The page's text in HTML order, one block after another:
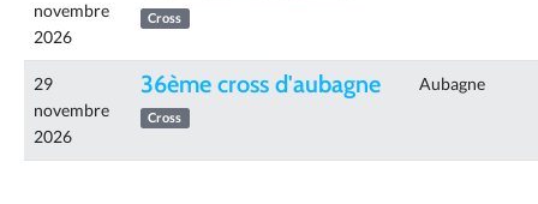
novembre
2026
Cross
29
novembre
2026
36ème cross d'aubagne
Cross
Aubagne